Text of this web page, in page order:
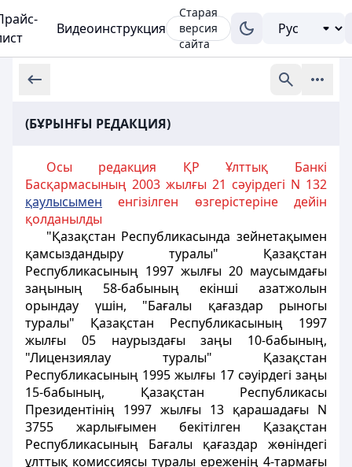
Видеоинструкция
Старая
версия
сайта
(БҰРЫНҒЫ РЕДАКЦИЯ)
Осы редакция ҚР Ұлттық Банкі
Басқармасының 2003 жылғы 21 сәуірдегі N 132
қаулысымен енгізілген өзгерістеріне дейін
қолданылды
"Қазақстан Республикасында зейнетақымен
қамсыздандыру туралы" Қазақстан
Республикасының 1997 жылғы 20 маусымдағы
заңының 58-бабының екiншi азатжолын
орындау үшiн, "Бағалы қағаздар рыногы
туралы" Қазақстан Республикасының 1997
жылғы 05 наурыздағы заңы 10-бабының,
"Лицензиялау туралы" Қазақстан
Республикасының 1995 жылғы 17 сәуiрдегi заңы
15-бабының, Қазақстан Республикасы
Президентiнiң 1997 жылғы 13 қарашадағы N
3755 жарлығымен бекiтiлген Қазақстан
Республикасының Бағалы қағаздар жөнiндегi
ұлттық комиссиясы туралы ереженiң 4-тармағы